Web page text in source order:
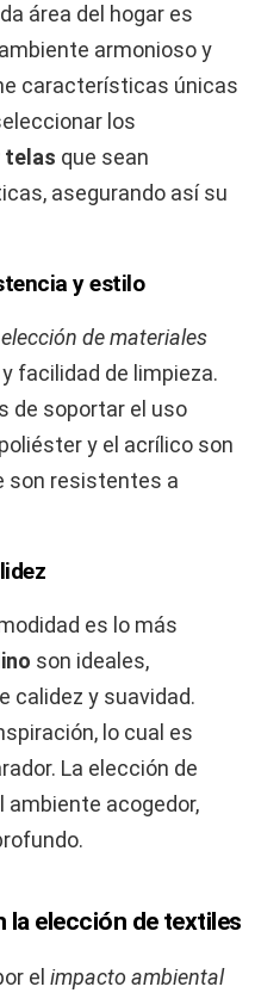
área del hogar es
armonioso y
características únicas
los
telas que sean
asegurando así su
y estilo
elección de materiales
facilidad de limpieza.
de soportar el uso
y el acrílico son
son resistentes a
es lo más
lino son ideales,
calidez y suavidad.
lo cual es
La elección de
acogedor,
la elección de textiles
el impacto ambiental